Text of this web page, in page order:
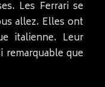
Les Ferrari se
allez. Elles ont
italienne. Leur
remarquable que